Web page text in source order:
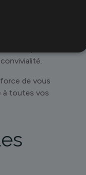
de restauration.
vous concocter un
les plaisirs. Fini les
de vous
à toutes vos